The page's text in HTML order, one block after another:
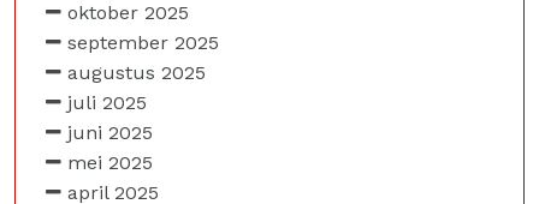
oktober 2025
september 2025
augustus 2025
juli 2025
juni 2025
mei 2025
april 2025